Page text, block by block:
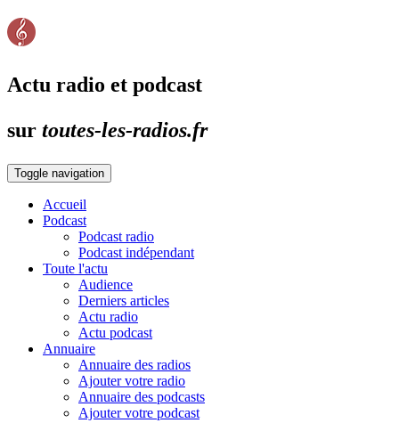
Actu radio et podcast
sur toutes-les-radios.fr
Toggle navigation
Accueil
Podcast
Podcast radio
Podcast indépendant
Toute l'actu
Audience
Derniers articles
Actu radio
Actu podcast
Annuaire
Annuaire des radios
Ajouter votre radio
Annuaire des podcasts
Ajouter votre podcast